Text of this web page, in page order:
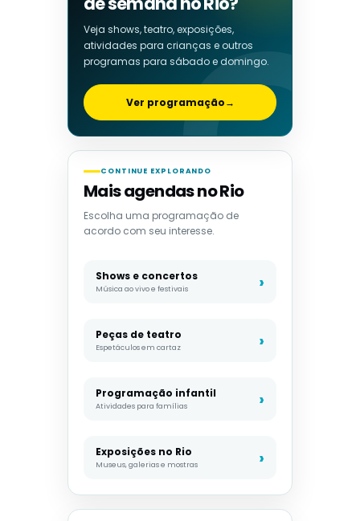
Veja shows, teatro, exposições,
atividades para crianças e outros
programas para sábado e domingo.
Ver programação→
CONTINUE EXPLORANDO
Mais agendas no Rio
Escolha uma programação de
acordo com seu interesse.
Shows e concertos
Música ao vivo e festivais
Peças de teatro
Espetáculos em cartaz
Programação infantil
Atividades para famílias
Exposições no Rio
Museus, galerias e mostras